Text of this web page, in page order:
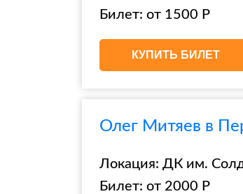
Билет: от 1500 Р
КУПИТЬ БИЛЕТ
Олег Митяев в
Локация: ДК им.
Билет: от 2000 Р